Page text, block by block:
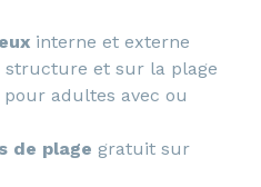
interne et externe
structure et sur la plage
pour adultes avec ou
de plage gratuit sur